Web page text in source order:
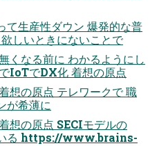
て生産性ダウン 爆発的な普
しいときにないことで
くなる前に わかるようにし
IoTでDX化 着想の原点
想の原点 テレワークで 職
が希薄に
想の原点 SECIモデルの
いる https://www.brains-